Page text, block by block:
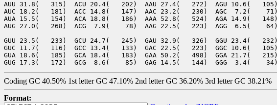
AUU 31.8(   315)  ACU 20.4(   202)  AAU 27.4(   272)  AGU 10.6(   105)
AUC 18.2(   181)  ACC 14.8(   147)  AAC 23.2(   230)  AGC  7.2(    71)
AUA 15.5(   154)  ACA 18.8(   186)  AAA 52.8(   524)  AGA 14.9(   148)
AUG 27.0(   268)  ACG  7.9(    78)  AAG 22.5(   223)  AGG  6.5(    64)
GUU 23.5(   233)  GCU 24.7(   245)  GAU 32.9(   326)  GGU 23.4(   232)
GUC 11.7(   116)  GCC 13.4(   133)  GAC 22.5(   223)  GGC 10.6(   105)
GUA 18.6(   185)  GCA 18.4(   183)  GAA 50.2(   498)  GGA 21.7(   215)
Coding GC 40.50% 1st letter GC 47.10% 2nd letter GC 36.20% 3rd letter GC 38.21%
Format: